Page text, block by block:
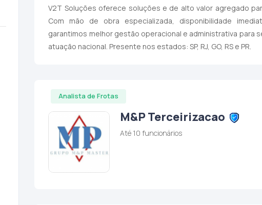
V2T Soluções oferece soluções e de alto valor agregado
Com mão de obra especializada, disponibilidade
garantimos melhor gestão operacional e administrativa para
atuação nacional. Presente nos estados: SP, RJ, GO, RS e PR.
Analista de Frotas
M&P Terceirizacao
Até 10 funcionários